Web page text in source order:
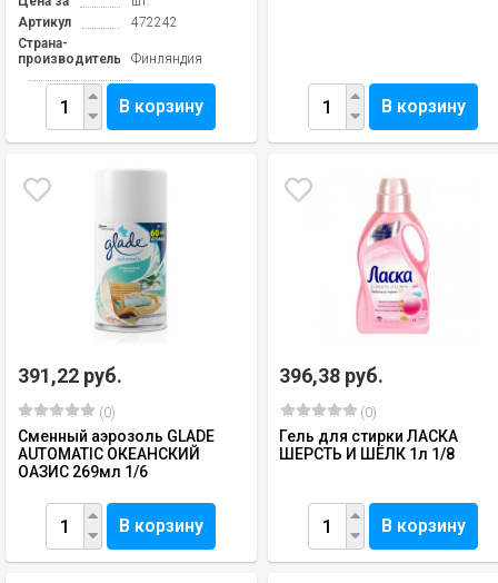
Артикул
472242
Страна-
производитель
Финляндия
В корзину В корзину
391,22 руб.
(0)
Сменный аэрозоль GLADE
AUTOMATIC ОКЕАНСКИЙ
ОАЗИС 269мл 1/6
В корзину
396,38 руб.
(0)
Гель для стирки ЛАСКА
ШЕРСТЬ И ШЁЛК 1л 1/8
В корзину